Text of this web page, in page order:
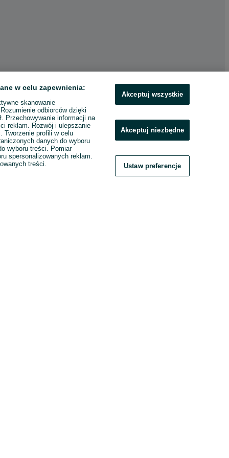
w celu zapewnienia:
skanowanie
odbiorców dzięki
Przechowywanie informacji na
reklam. Rozwój i ulepszanie
Tworzenie profili w celu
danych do wyboru
wyboru treści. Pomiar
spersonalizowanych reklam.
treści.
Akceptuj wszystkie
Akceptuj niezbędne
Ustaw preferencje